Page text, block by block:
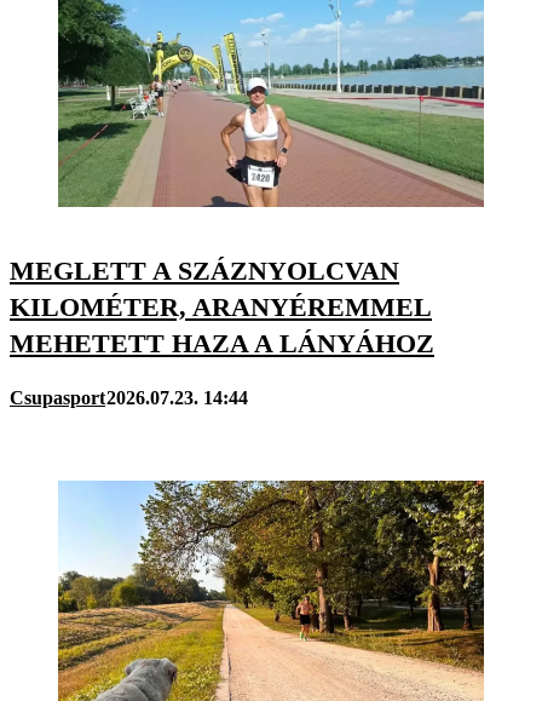
MEGLETT A SZÁZNYOLCVAN
KILOMÉTER, ARANYÉREMMEL
MEHETETT HAZA A LÁNYÁHOZ
Csupasport2026.07.23. 14:44